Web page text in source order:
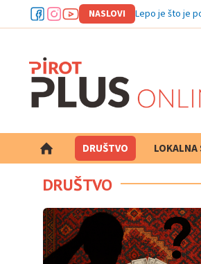
NASLOVI Počeo
DRUŠTVO LOKALNA
DRUŠTVO